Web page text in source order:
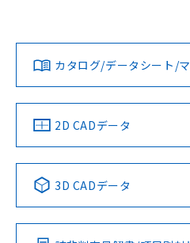
タイムチャート
150mm以上、n: 180mm以上
検出領域
ダウンロードデータをご利用い
みください。
ソフトウェアの使用条件
対応済み
中国 RoHS 注意事項・凡例
Pb Hg
LR型式承認
（イギリス
船舶規格）
DNV型式承認
（ノルウェー
No No
この製品の
その他の認証はこちら
カタログ/データシート/
2D CADデータ
3D CADデータ